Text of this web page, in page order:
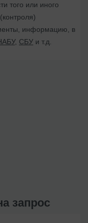
того или иного
информацию, в
, СБУ и т.д.
запрос